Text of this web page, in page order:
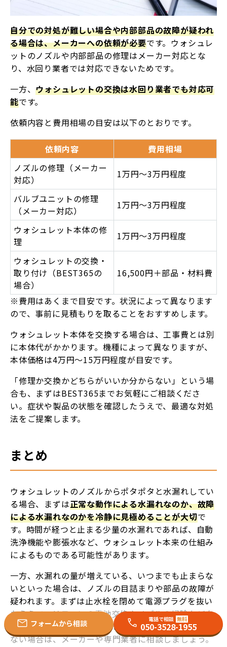
自分での対処が難しい場合や内部部品の故障が疑われ
る場合は、メーカーへの依頼が必要です。ウォシュレ
ットのノズルや内部部品の修理はメーカー対応とな
り、水回り業者では対応できないためです。
一方、ウォシュレットの交換は水回り業者でも対応可
能です。
依頼内容と費用相場の目安は以下のとおりです。
依頼内容
費用相場
ノズルの修理（メーカー
対応）
1万円〜3万円程度
バルブユニットの修理
（メーカー対応）
1万円〜3万円程度
ウォシュレット本体の修
理
1万円〜3万円程度
ウォシュレットの交換・
取り付け（BEST365の
場合）
16,500円＋部品・材料費
※費用はあくまで目安です。状況によって異なります
ので、事前に見積もりを取ることをおすすめします。
ウォシュレット本体を交換する場合は、工事費とは別
に本体代がかかります。機種によって異なりますが、
本体価格は4万円〜15万円程度が目安です。
「修理か交換かどちらがいいか分からない」という場
合も、まずはBEST365までお気軽にご相談くださ
い。症状や製品の状態を確認したうえで、最適な対処
法をご提案します。
まとめ
ウォシュレットのノズルからポタポタと水漏れしてい
る場合、まずは正常な動作による水漏れなのか、故障
による水漏れなのかを冷静に見極めることが大切で
す。時間が経つと止まる少量の水漏れであれば、自動
洗浄機能や膨張水など、ウォシュレット本来の仕組み
によるものである可能性があります。
一方、水漏れの量が増えている、いつまでも止まらな
いといった場合は、ノズルの目詰まりや部品の故障が
疑われます。まずは止水栓を閉めて電源プラグを抜い
たうえで、リモコンの電池交換やノズルの掃除など自
分でできる方法を試してみましょう。それでも改善し
ない場合は、メーカーや専門業者に相談しましょう。
フォームから相談 電話で相談 無料
050-3528-1955